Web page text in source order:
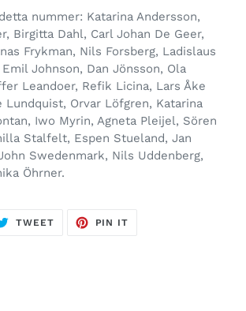
num­mer: Katarina Andersson,
Birgitta Dahl, Carl Johan De Geer,
Frykman, Nils Forsberg, Ladislaus
Johnson, Dan Jönsson, Ola
Leandoer, Refik Licina, Lars Åke
Lundquist, Orvar Löfgren, Katarina
Iwo Myrin, Agneta Pleijel, Sören
Stalfelt, Espen Stueland, Jan
Swedenmark, Nils Uddenberg,
Öhrner.
TWEETTWEET
PIN IT